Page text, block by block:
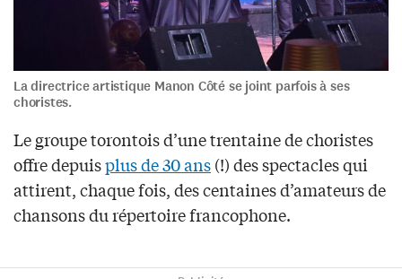
La directrice artistique Manon Côté se joint parfois à ses
choristes.
Le groupe torontois d’une trentaine de choristes
offre depuisplus de 30 ans(!) des spectacles qui
attirent, chaque fois, des centaines d’amateurs de
chansons du répertoire francophone.